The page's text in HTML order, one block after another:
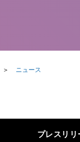
ニュース
プレスリリ